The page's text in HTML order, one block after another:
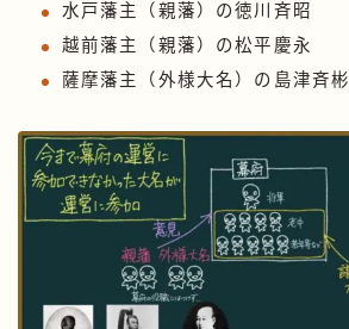
水戸藩主（親藩）の徳川斉昭
越前藩主（親藩）の松平慶永
薩摩藩主（外様大名）の島津斉彬